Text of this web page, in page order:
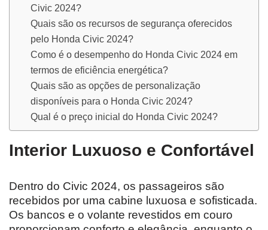
Civic 2024?
Quais são os recursos de segurança oferecidos
pelo Honda Civic 2024?
Como é o desempenho do Honda Civic 2024 em
termos de eficiência energética?
Quais são as opções de personalização
disponíveis para o Honda Civic 2024?
Qual é o preço inicial do Honda Civic 2024?
Interior Luxuoso e Confortável
Dentro do Civic 2024, os passageiros são
recebidos por uma cabine luxuosa e sofisticada.
Os bancos e o volante revestidos em couro